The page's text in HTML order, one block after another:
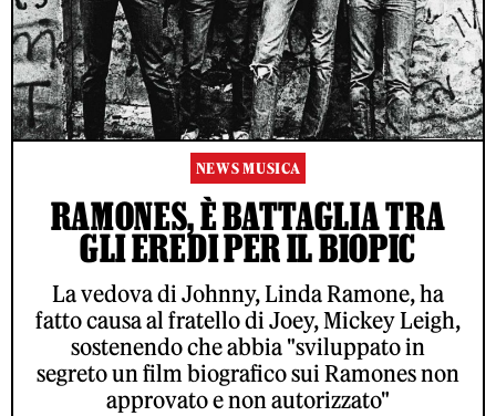
NEWS MUSICA
RAMONES, È BATTAGLIA TRA
GLI EREDI PER IL BIOPIC
La vedova di Johnny, Linda Ramone, ha
fatto causa al fratello di Joey, Mickey Leigh,
sostenendo che abbia "sviluppato in
segreto un film biografico sui Ramones non
approvato e non autorizzato"